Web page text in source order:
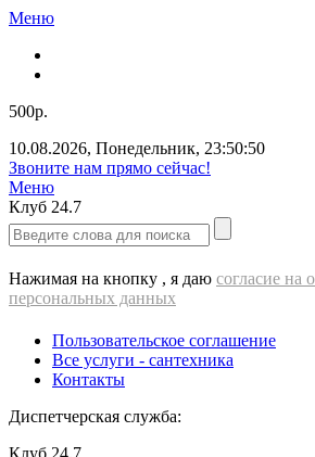
Меню
500р.
10.08.2026, Понедельник, 23:50:50
Звоните нам прямо сейчас!
Меню
Клуб 24.7
Нажимая на кнопку , я даю согласие на
персональных данных
Пользовательское соглашение
Все услуги - cантехника
Контакты
Диспетчерская служба:
Клуб 24.7